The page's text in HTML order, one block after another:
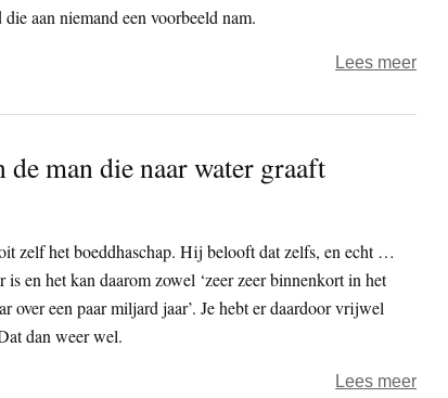
aan niemand een voorbeeld nam.
Lees meerover
man die naar water graaft
zelf het boeddhaschap. Hij belooft dat zelfs, en echt …
en het kan daarom zowel ‘zeer zeer binnenkort in het
over een paar miljard jaar’. Je hebt er daardoor vrijwel
dan weer wel.
Lees meerover